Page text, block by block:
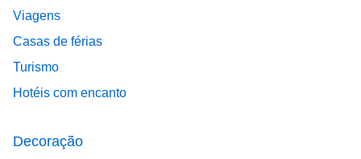
Viagens
Casas de férias
Turismo
Hotéis com encanto
Decoração